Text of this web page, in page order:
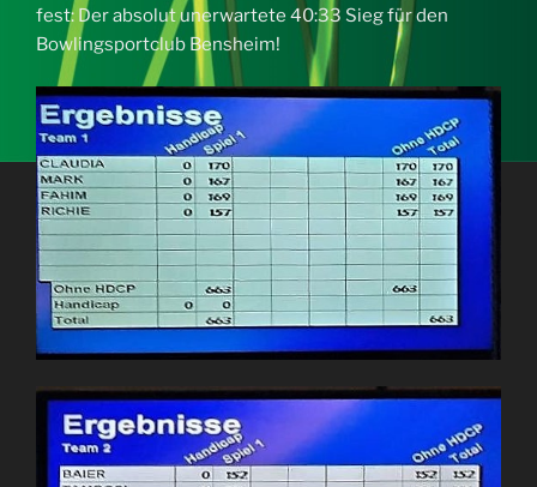
fest: Der absolut unerwartete 40:33 Sieg für den
Bowlingsportclub Bensheim!